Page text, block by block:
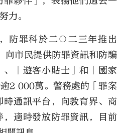
力。
防罪科於二○二三年推出
向市民提供防罪資訊和防騙
「遊客小貼士」和「國家
2 000萬。警務處的「罪案
通訊平台，向教育界、商
適時發放防罪資訊，目前